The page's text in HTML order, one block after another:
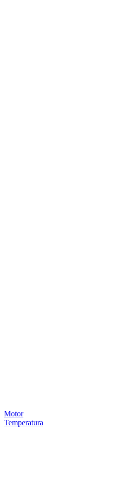
Motor
Temperatura